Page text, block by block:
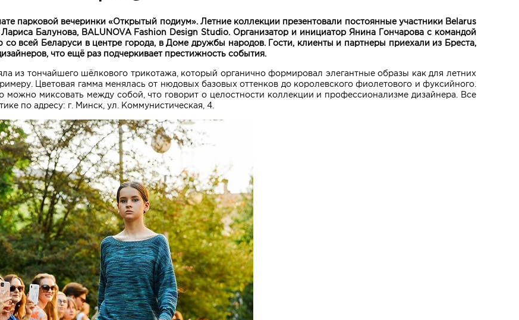
парковой вечеринки «Открытый подиум». Летние коллекции презентовали постоянные участники Belarus
Балунова, BALUNOVA Fashion Design Studio. Организатор и инициатор Янина Гончарова с командой
всей Беларуси в центре города, в Доме дружбы народов. Гости, клиенты и партнеры приехали из Бреста,
что ещё раз подчеркивает престижность события.
из тончайшего шёлкового трикотажа, который органично формировал элегантные образы как для летних
Цветовая гамма менялась от нюдовых базовых оттенков до королевского фиолетового и фуксийного.
миксовать между собой, что говорит о целостности коллекции и профессионализме дизайнера. Все
по адресу: г. Минск, ул. Коммунистическая, 4.